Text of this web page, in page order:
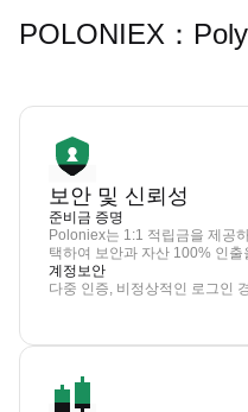
POLONIEX：
보안 및 신뢰성
준비금 증명
Poloniex는 1:1 적립금을 제공
택하여 보안과 자산 100% 인출
계정보안
다중 인증, 비정상적인 로그인